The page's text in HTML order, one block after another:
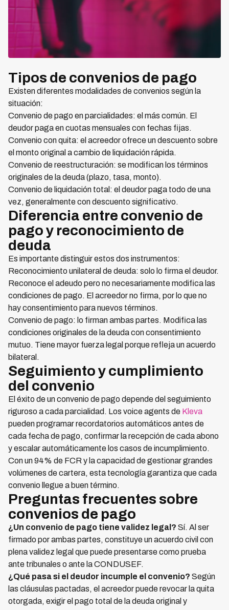
Tipos de convenios de pago
Existen diferentes modalidades de convenios según la
situación:
Convenio de pago en parcialidades: el más común. El
deudor paga en cuotas mensuales con fechas fijas.
Convenio con quita: el acreedor ofrece un descuento sobre
el monto original a cambio de liquidación rápida.
Convenio de reestructuración: se modifican los términos
originales de la deuda (plazo, tasa, monto).
Convenio de liquidación total: el deudor paga todo de una
vez, generalmente con descuento significativo.
Diferencia entre convenio de
pago y reconocimiento de
deuda
Es importante distinguir estos dos instrumentos:
Reconocimiento unilateral de deuda: solo lo firma el deudor.
Reconoce el adeudo pero no necesariamente modifica las
condiciones de pago. El acreedor no firma, por lo que no
hay consentimiento para nuevos términos.
Convenio de pago: lo firman ambas partes. Modifica las
condiciones originales de la deuda con consentimiento
mutuo. Tiene mayor fuerza legal porque refleja un acuerdo
bilateral.
Seguimiento y cumplimiento
del convenio
El éxito de un convenio de pago depende del seguimiento
riguroso a cada parcialidad. Los voice agents de Kleva
pueden programar recordatorios automáticos antes de
cada fecha de pago, confirmar la recepción de cada abono
y escalar automáticamente los casos de incumplimiento.
Con un 94% de FCR y la capacidad de gestionar grandes
volúmenes de cartera, esta tecnología garantiza que cada
convenio llegue a buen término.
Preguntas frecuentes sobre
convenios de pago
¿Un convenio de pago tiene validez legal? Sí. Al ser
firmado por ambas partes, constituye un acuerdo civil con
plena validez legal que puede presentarse como prueba
ante tribunales o ante la CONDUSEF.
¿Qué pasa si el deudor incumple el convenio? Según
las cláusulas pactadas, el acreedor puede revocar la quita
otorgada, exigir el pago total de la deuda original y